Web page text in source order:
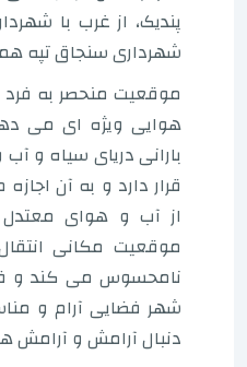
پندیک، از غرب با
شهرداری سنجاق تپه
موقعیت منحصر به فرد
هوایی ویژه ای می
بارانی دریای سیاه و
قرار دارد و به آن
از آب و هوای معتدل
موقعیت مکانی
نامحسوس می کند و
شهر فضایی آرام و
دنبال آرامش و آرامش